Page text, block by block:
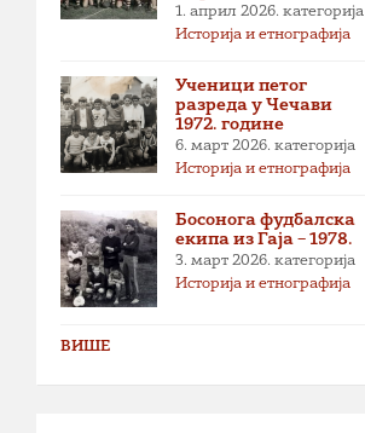
1. април 2026. категорија
Историја и етнографија
Ученици петог
разреда у Чечави
1972. године
6. март 2026. категорија
Историја и етнографија
Босонога фудбалска
екипа из Гаја – 1978.
3. март 2026. категорија
Историја и етнографија
ВИШЕ